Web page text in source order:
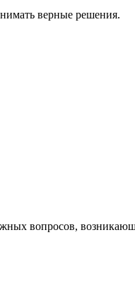
верные решения.
вопросов,